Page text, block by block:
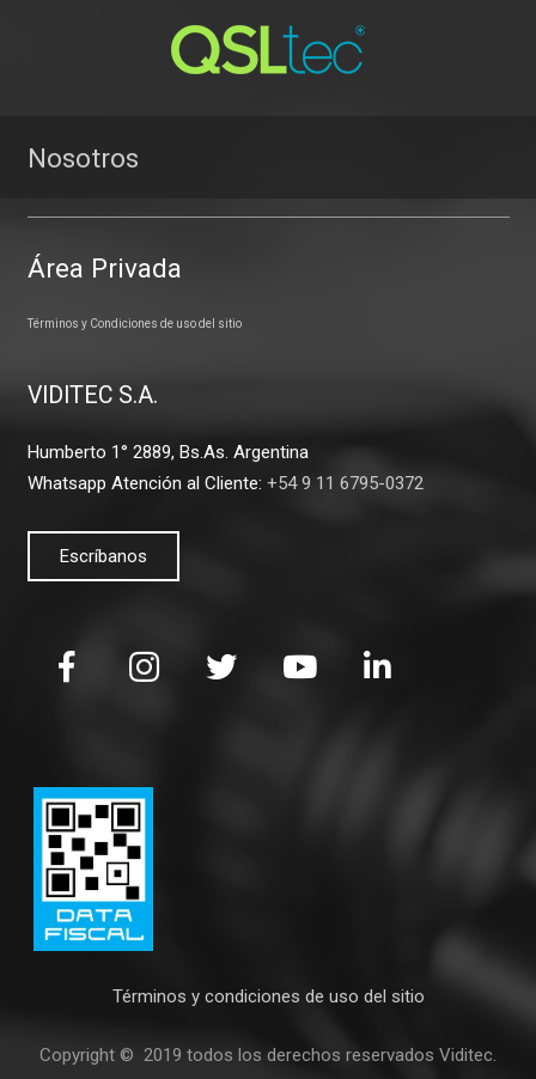
Nosotros
Área Privada
Términos y Condiciones de uso del sitio
VIDITEC S.A.
Humberto 1° 2889, Bs.As. Argentina
Whatsapp Atención al Cliente: +54 9 11 6795-0372
Escríbanos
Términos y condiciones de uso del sitio
Copyright © 2019 todos los derechos reservados Viditec.